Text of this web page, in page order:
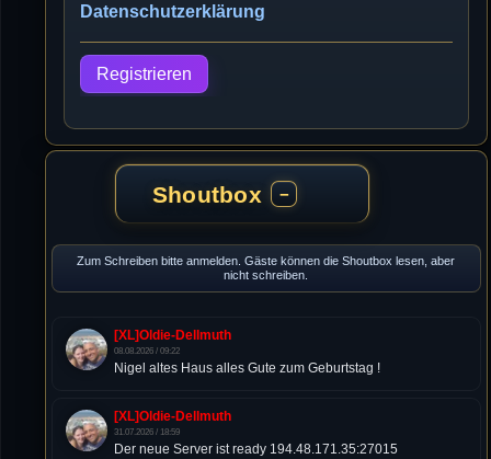
Datenschutzerklärung
Registrieren
Shoutbox −
Zum Schreiben bitte anmelden. Gäste können die Shoutbox lesen, aber
nicht schreiben.
[XL]Oldie-Dellmuth
08.08.2026 / 09:22
Nigel altes Haus alles Gute zum Geburtstag !
[XL]Oldie-Dellmuth
31.07.2026 / 18:59
Der neue Server ist ready 194.48.171.35:27015